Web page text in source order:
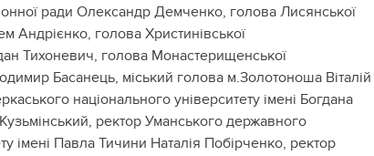
ради Олександр Демченко, голова Лисянської
Андрієнко, голова Христинівської
Тихоневич, голова Монастерищенської
Басанець, міський голова м.Золотоноша Віталій
національного університету імені Богдана
ректор Уманського державного
імені Павла Тичини Наталія Побірченко, ректор